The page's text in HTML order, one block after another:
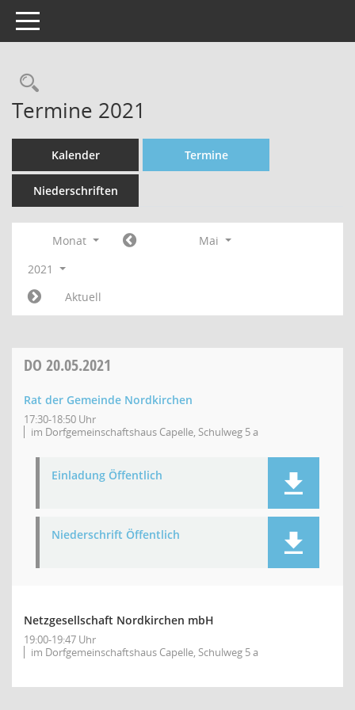
Toggle navigation
Rechercheauswahl
Termine 2021
Kalender Termine
Niederschriften
Monat
Mai
2021
Aktuell
DO 20.05.2021
Rat der Gemeinde Nordkirchen
17:30-18:50 Uhr
im Dorfgemeinschaftshaus Capelle, Schulweg 5 a
Einladung Öffentlich
Niederschrift Öffentlich
Netzgesellschaft Nordkirchen mbH
19:00-19:47 Uhr
im Dorfgemeinschaftshaus Capelle, Schulweg 5 a